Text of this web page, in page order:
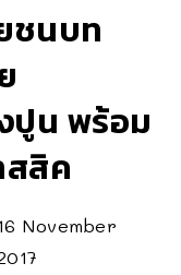
ชนบท
ปูน พร้อม
สสิค
November